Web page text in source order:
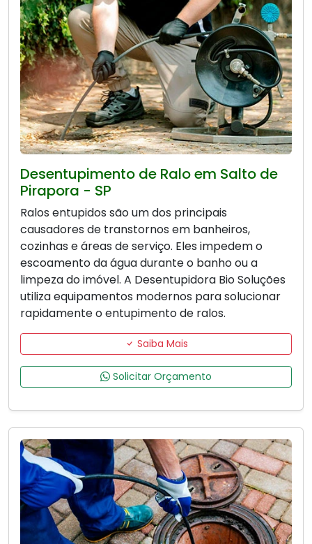
Desentupimento de Ralo em Salto de
Pirapora - SP
Ralos entupidos são um dos principais
causadores de transtornos em banheiros,
cozinhas e áreas de serviço. Eles impedem o
escoamento da água durante o banho ou a
limpeza do imóvel. A Desentupidora Bio Soluções
utiliza equipamentos modernos para solucionar
rapidamente o entupimento de ralos.
Saiba Mais
Solicitar Orçamento